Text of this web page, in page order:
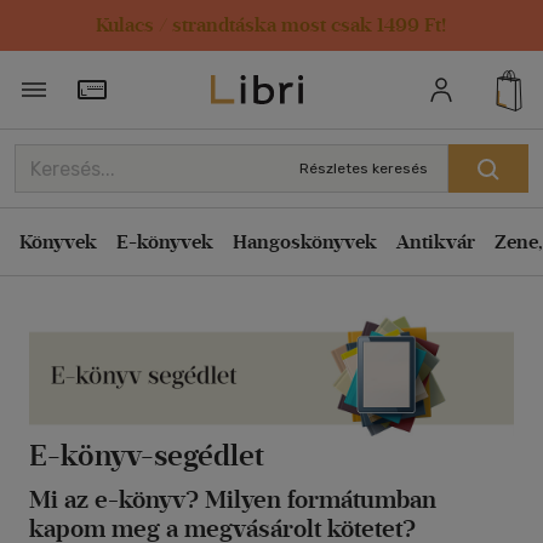
Kulacs / strandtáska most csak 1499 Ft!
Törzsvásárlói Kártya adatai
Részletes keresés
Könyvek E-könyvek Hangoskönyvek Antikvár
E-könyv-segédlet
Mi az e-könyv? Milyen formátumban
kapom meg a megvásárolt kötetet?